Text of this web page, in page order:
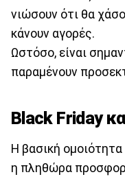
νιώσουν ότι θα
κάνουν αγορές.
Ωστόσο, είναι
παραμένουν
Black Friday
Η βασική
η πληθώρα